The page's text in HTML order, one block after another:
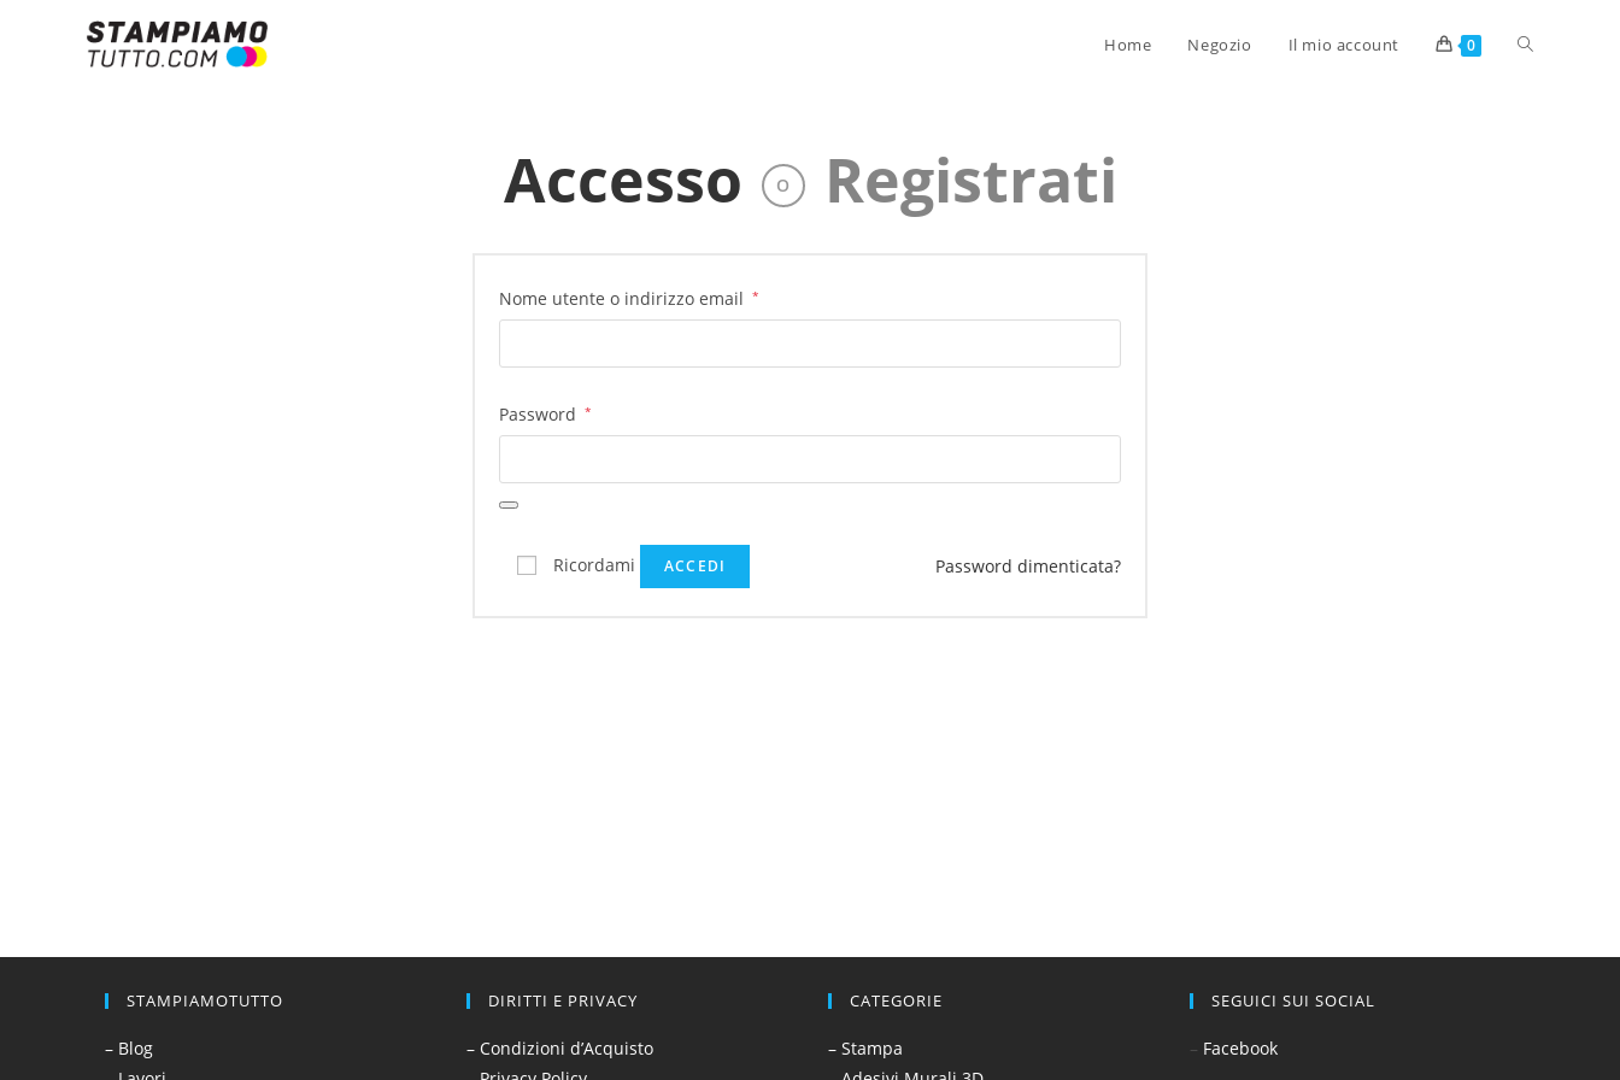
Home Negozio Il mio account 0
Accesso O Registrati
Nome utente o indirizzo email *
Password *
Ricordami ACCEDI Password dimenticata?
STAMPIAMOTUTTO
– Blog
DIRITTI E PRIVACY
– Condizioni d’Acquisto
CATEGORIE
– Stampa
SEGUICI SUI SOCIAL
– Facebook